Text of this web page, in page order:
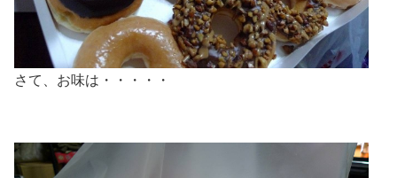
さて、お味は・・・・・